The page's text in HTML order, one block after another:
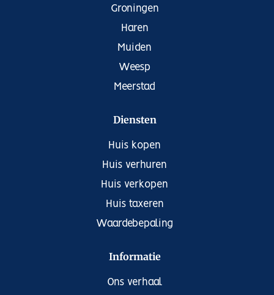
Groningen
Haren
Muiden
Weesp
Meerstad
Diensten
Huis kopen
Huis verhuren
Huis verkopen
Huis taxeren
Waardebepaling
Informatie
Ons verhaal